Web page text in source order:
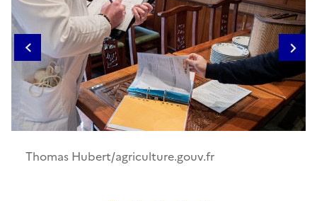
Thomas Hubert/agriculture.gouv.fr